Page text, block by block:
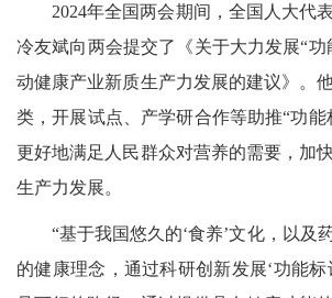
2024年全国两会期间，全国人大代
冷友斌向两会提交了《关于大力发展“功
动健康产业新质生产力发展的建议》。
类，开展试点、产学研合作等助推“功能
更好地满足人民群众对营养的需要，加
生产力发展。
“基于我国悠久的‘食养’文化，以及
的健康理念，通过科研创新发展‘功能